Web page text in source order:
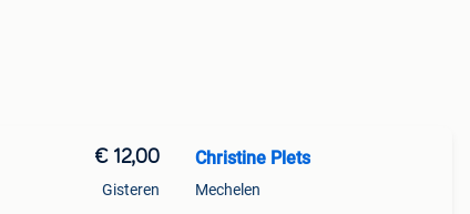
€ 12,00
Gisteren
Christine Plets
Mechelen